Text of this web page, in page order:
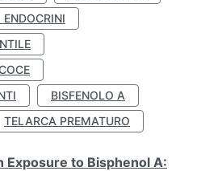
ENDOCRINI
BISFENOLO A
TELARCA PREMATURO
Exposure to Bisphenol A: